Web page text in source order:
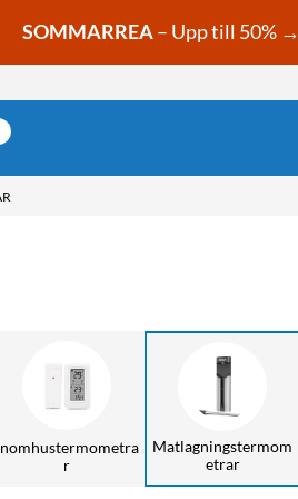
SOMMARREA– Upp till 50% →
r
Matlagningstermom
etrar